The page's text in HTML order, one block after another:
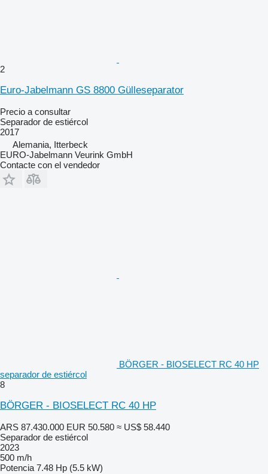
2
Euro-Jabelmann GS 8800 Gülleseparator
Precio a consultar
Separador de estiércol
2017
Alemania, Itterbeck
EURO-Jabelmann Veurink GmbH
Contacte con el vendedor
BÖRGER - BIOSELECT RC 40 HP
separador de estiércol
8
BÖRGER - BIOSELECT RC 40 HP
ARS 87.430.000 EUR 50.580 ≈ US$ 58.440
Separador de estiércol
2023
500 m/h
Potencia 7.48 Hp (5.5 kW)